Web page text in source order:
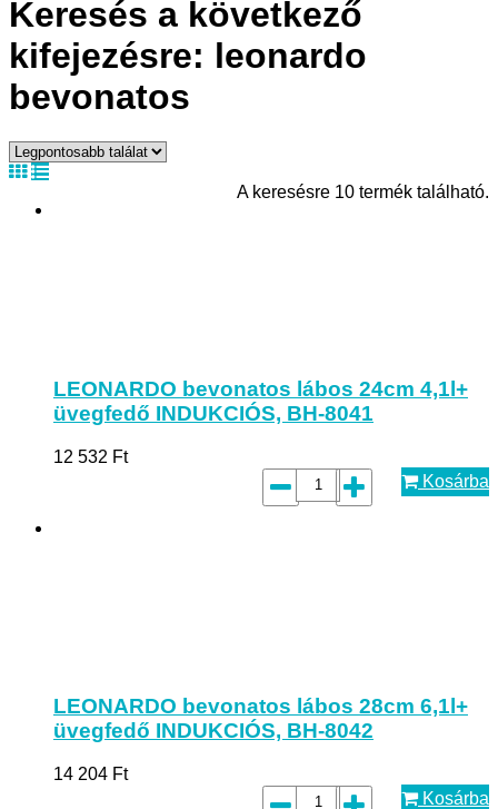
Keresés a következő
kifejezésre: leonardo
bevonatos
A keresésre 10 termék található.
LEONARDO bevonatos lábos 24cm 4,1l+
üvegfedő INDUKCIÓS, BH-8041
12 532 Ft
Kosárba
LEONARDO bevonatos lábos 28cm 6,1l+
üvegfedő INDUKCIÓS, BH-8042
14 204 Ft
Kosárba